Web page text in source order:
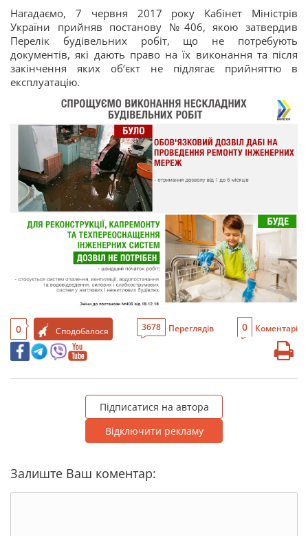
Нагадаємо, 7 червня 2017 року Кабінет Міністрів
України прийняв постанову №406, якою затвердив
Перелік будівельних робіт, що не потребують
документів, які дають право на їх виконання та після
закінчення яких об‘єкт не підлягає прийняттю в
експлуатацію.
0 Сподобалося 3678 Переглядів 0 Коментарі
Підписатися на автора
Відключити рекламу
Залиште Ваш коментар: